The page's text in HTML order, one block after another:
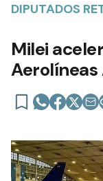
DIPUTADOS
Milei